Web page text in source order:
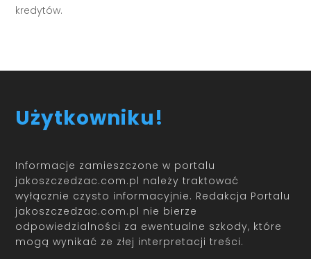
kredytów.
Użytkowniku!
Informacje zamieszczone w portalu
jakoszczedzac.com.pl należy traktować
wyłącznie czysto informacyjnie. Redakcja Portalu
jakoszczedzac.com.pl nie bierze
odpowiedzialności za ewentualne szkody, które
mogą wynikać ze złej interpretacji treści.